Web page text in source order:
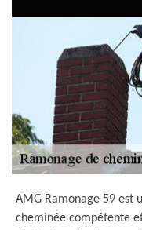
AMG Ramonage 59 est
cheminée compétente